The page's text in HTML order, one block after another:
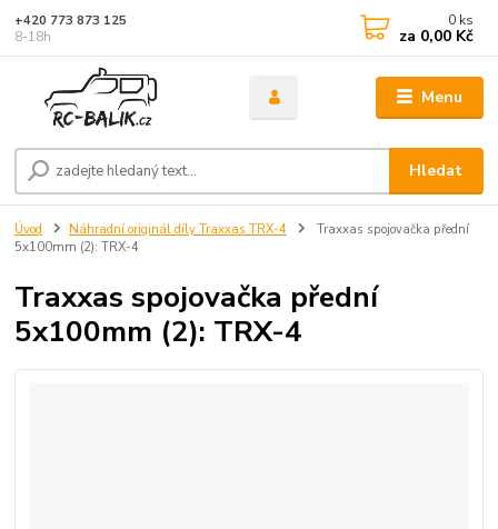
Menu
Hledat
+420 773 873 125
8-18h
0 ks
za 0,00 Kč
Úvod Náhradní originál díly Traxxas TRX-4
Traxxas spojovačka přední
5x100mm (2): TRX-4
Traxxas spojovačka přední
5x100mm (2): TRX-4